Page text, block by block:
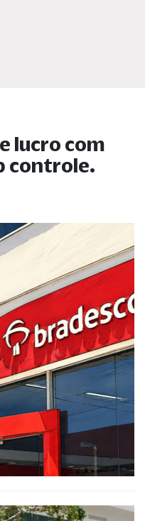
lucro com
controle.